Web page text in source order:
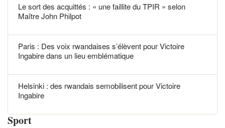
Le sort des acquittés : « une faillite du TPIR » selon
Maître John Philpot
Paris : Des voix rwandaises s’élèvent pour Victoire
Ingabire dans un lieu emblématique
Helsinki : des rwandais semobilisent pour Victoire
Ingabire
Sport